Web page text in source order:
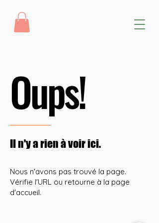
Oups!
Il n'y a rien à voir ici.
Nous n'avons pas trouvé la page.
Vérifie l'URL ou retourne à la page
d'accueil.